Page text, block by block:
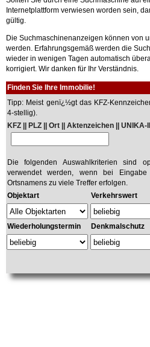
Internetplattform verwiesen worden sein,
gültig.
Die Suchmaschinenanzeigen können von
werden. Erfahrungsgemäß werden die
wieder in wenigen Tagen automatisch
korrigiert. Wir danken für Ihr Verständnis.
Finden Sie Ihre Immobilie!
Tipp: Meist genï¿½gt das KFZ-
4-stellig).
KFZ || PLZ || Ort || Aktenzeichen || UNIKA-
Die folgenden Auswahlkriterien sind
verwendet werden, wenn bei Eingabe
Ortsnamens zu viele Treffer erfolgen.
Objektart
Verkehrswert
Wiederholungstermin Denkmalschutz